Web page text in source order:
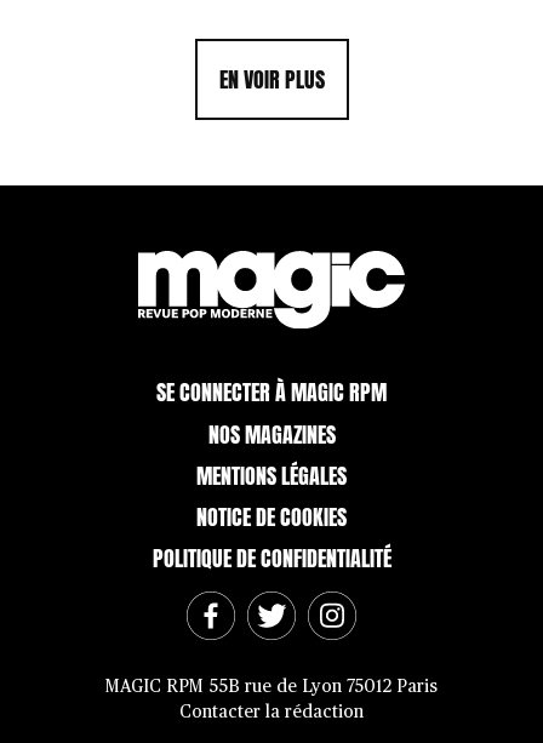
EN VOIR PLUS
SE CONNECTER À MAGIC RPM
NOS MAGAZINES
MENTIONS LÉGALES
NOTICE DE COOKIES
POLITIQUE DE CONFIDENTIALITÉ
MAGIC RPM 55B rue de Lyon 75012 Paris
Contacter la rédaction